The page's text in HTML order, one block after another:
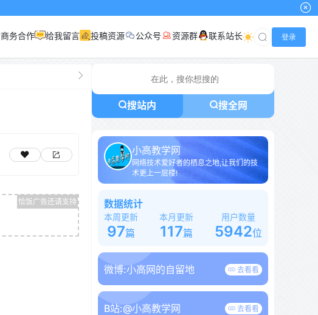
商务合作 给我留言 投稿资源 公众号 资源群 联系站长 登录
搜站内 搜全网
小高教学网
网络技术爱好者的栖息之地,让我们的技
术更上一层楼!
数据统计
本周更新
97篇
本月更新
117篇
用户数量
5942位
微博:小高网的自留地 去看看
B站:@小高教学网 去看看